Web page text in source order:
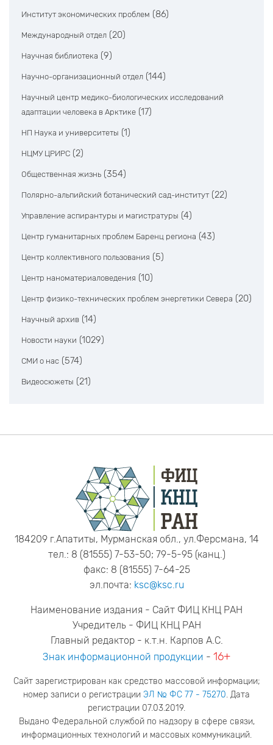
Институт экономических проблем (86)
Международный отдел (20)
Научная библиотека (9)
Научно-организационный отдел (144)
Научный центр медико-биологических исследований
адаптации человека в Арктике (17)
НП Наука и университеты (1)
НЦМУ ЦРИРС (2)
Общественная жизнь (354)
Полярно-альпийский ботанический сад-институт (22)
Управление аспирантуры и магистратуры (4)
Центр гуманитарных проблем Баренц региона (43)
Центр коллективного пользования (5)
Центр наноматериаловедения (10)
Центр физико-технических проблем энергетики Севера (20)
Научный архив (14)
Новости науки (1029)
СМИ о нас (574)
Видеосюжеты (21)
184209 г.Апатиты, Мурманская обл., ул.Ферсмана, 14
тел.: 8 (81555) 7-53-50; 79-5-95 (канц.)
факс: 8 (81555) 7-64-25
эл.почта: ksc@ksc.ru
Наименование издания - Сайт ФИЦ КНЦ РАН
Учредитель - ФИЦ КНЦ РАН
Главный редактор - к.т.н. Карпов А.С.
Знак информационной продукции - 16+
Сайт зарегистрирован как средство массовой информации;
номер записи о регистрации ЭЛ № ФС 77 - 75270. Дата
регистрации 07.03.2019.
Выдано Федеральной службой по надзору в сфере связи,
информационных технологий и массовых коммуникаций.